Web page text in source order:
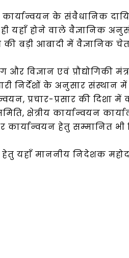
के संवैधानिक दायित्व
यहाँ होने वाले वैज्ञानिक
की बड़ी आबादी में वैज्ञानिक
और विज्ञान एवं
निर्देशों के अनुसार संस्थान में
प्रचार-प्रसार की
क्षेत्रीय कार्यान्वयन
कार्यान्वयन हेतु सम्मानित भी
हेतु यहाँ माननीय निदेशक